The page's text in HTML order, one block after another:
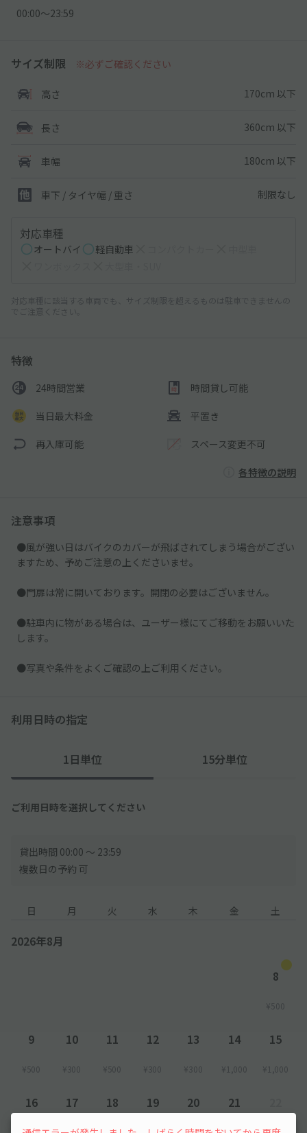
00:00〜23:59
サイズ制限 ※必ずご確認ください
高さ 170cm 以下
長さ 360cm 以下
車幅 180cm 以下
車下 / タイヤ幅 / 重さ 制限なし
対応車種
オートバイ 軽自動車
対応車種に該当する車両でも、サイズ制限を超えるものは駐車できませんの
でご注意ください。
特徴
24時間営業 時間貸し可能
当日最大料金 平置き
再入庫可能 スペース変更不可
各特徴の説明
注意事項
●風が強い日はバイクのカバーが飛ばされてしまう場合がござい
ますため、予めご注意の上くださいませ。
●門扉は常に開いております。開閉の必要はございません。
●駐車内に物がある場合は、ユーザー様にてご移動をお願いいた
します。
●写真や条件をよくご確認の上ご利用ください。
利用日時の指定
1日単位 15分単位
ご利用日時を選択してください
貸出時間 00:00 〜 23:59
複数日の予約 可
日 月 火 水 木 金 土
2026年8月
8
¥500
9
¥500
10
¥300
11
¥500
12
¥300
13
¥300
14
¥1,000
15
¥1,000
16 17 18 19 20 21